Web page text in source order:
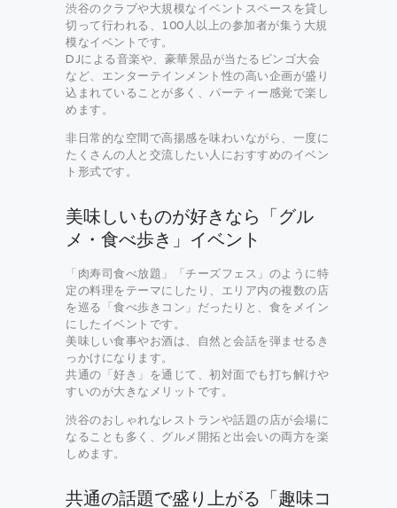
渋谷のクラブや大規模なイベントスペースを貸し
切って行われる、100人以上の参加者が集う大規
模なイベントです。
DJによる音楽や、豪華景品が当たるビンゴ大会
など、エンターテインメント性の高い企画が盛り
込まれていることが多く、パーティー感覚で楽し
めます。
非日常的な空間で高揚感を味わいながら、一度に
たくさんの人と交流したい人におすすめのイベン
ト形式です。
美味しいものが好きなら「グル
メ・食べ歩き」イベント
「肉寿司食べ放題」「チーズフェス」のように特
定の料理をテーマにしたり、エリア内の複数の店
を巡る「食べ歩きコン」だったりと、食をメイン
にしたイベントです。
美味しい食事やお酒は、自然と会話を弾ませるき
っかけになります。
共通の「好き」を通じて、初対面でも打ち解けや
すいのが大きなメリットです。
渋谷のおしゃれなレストランや話題の店が会場に
なることも多く、グルメ開拓と出会いの両方を楽
しめます。
共通の話題で盛り上がる「趣味コ